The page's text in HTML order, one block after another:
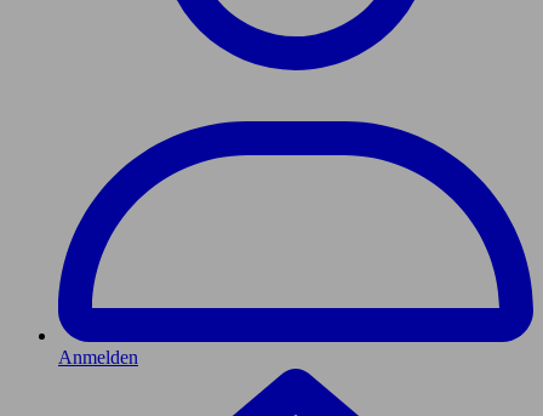
Anmelden